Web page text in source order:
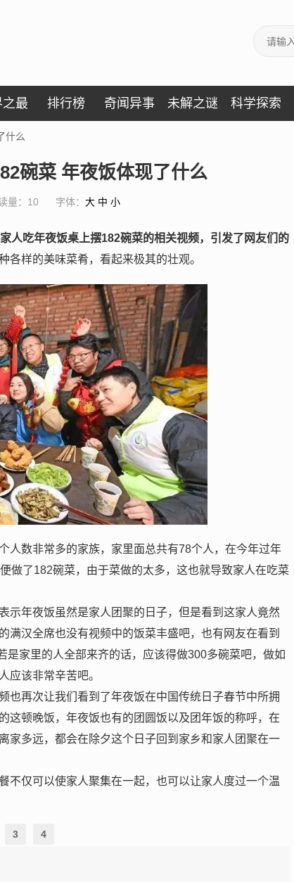
之最 排行榜 奇闻异事 未解之谜 科学探索
什么
碗菜 年夜饭体现了什么
量：10 字体： 大 中 小
人吃年夜饭桌上摆182碗菜的相关视频，引发了网友们的
各样的美味菜肴，看起来极其的壮观。
人数非常多的家族，家里面总共有78个人，在今年过年
做了182碗菜，由于菜做的太多，这也就导致家人在吃菜
示年夜饭虽然是家人团聚的日子，但是看到这家人竟然
汉全席也没有视频中的饭菜丰盛吧，也有网友在看到
家里的人全部来齐的话，应该得做300多碗菜吧，做如
应该非常辛苦吧。
也再次让我们看到了年夜饭在中国传统日子春节中所拥
这顿晚饭，年夜饭也有的团圆饭以及团年饭的称呼，在
家多远，都会在除夕这个日子回到家乡和家人团聚在一
不仅可以使家人聚集在一起，也可以让家人度过一个温
3 4